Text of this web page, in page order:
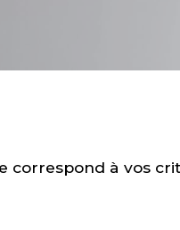
correspond à vos